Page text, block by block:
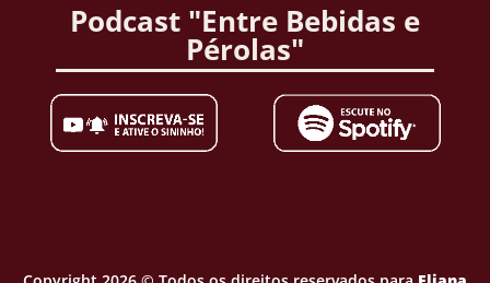
Podcast "Entre Bebidas e
Pérolas"